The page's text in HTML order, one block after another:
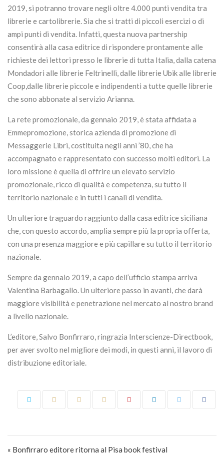
2019, si potranno trovare negli oltre 4.000 punti vendita tra
librerie e cartolibrerie. Sia che si tratti di piccoli esercizi o di
ampi punti di vendita. Infatti, questa nuova partnership
consentirà alla casa editrice di rispondere prontamente alle
richieste dei lettori presso le librerie di tutta Italia, dalla catena
Mondadori alle librerie Feltrinelli, dalle librerie Ubik alle librerie
Coop,dalle librerie piccole e indipendenti a tutte quelle librerie
che sono abbonate al servizio Arianna.
La rete promozionale, da gennaio 2019, è stata affidata a
Emmepromozione, storica azienda di promozione di
Messaggerie Libri, costituita negli anni ’80, che ha
accompagnato e rappresentato con successo molti editori. La
loro missione è quella di offrire un elevato servizio
promozionale, ricco di qualità e competenza, su tutto il
territorio nazionale e in tutti i canali di vendita.
Un ulteriore traguardo raggiunto dalla casa editrice siciliana
che, con questo accordo, amplia sempre più la propria offerta,
con una presenza maggiore e più capillare su tutto il territorio
nazionale.
Sempre da gennaio 2019, a capo dell’ufficio stampa arriva
Valentina Barbagallo. Un ulteriore passo in avanti, che darà
maggiore visibilità e penetrazione nel mercato al nostro brand
a livello nazionale.
L’editore, Salvo Bonfirraro, ringrazia Interscienze-Directbook,
per aver svolto nel migliore dei modi, in questi anni, il lavoro di
distribuzione editoriale.
« Bonfirraro editore ritorna al Pisa book festival